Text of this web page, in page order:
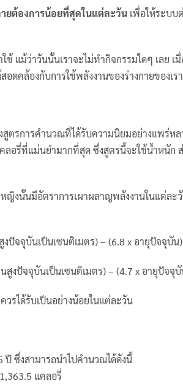
ยต้องการน้อยที่สุดในแต่ละวัน เพื่อให้ระบบ
แม้ว่าวันนั้นเราจะไม่ทำกิจกรรมใดๆ เลย เมื่
อดคล้องกับการใช้พลังงานของร่างกายของเรา
ตรการคำนวณที่ได้รับความนิยมอย่างแพร่หล
ลอรี่ที่แม่นยำมากที่สุด ซึ่งสูตรนี้จะใช้น้ำหนัก
งนั้นมีอัตราการเผาผลาญพลังงานในแต่ละ
ปัจจุบันเป็นเซนติเมตร) – (6.8 x อายุปัจจุบัน)
งปัจจุบันเป็นเซนติเมตร) – (4.7 x อายุปัจจุ
รได้รับเป็นอย่างน้อยในแต่ละวัน
ซึ่งสามารถนำไปคำนวณได้ดังนี้
แคลอรี่